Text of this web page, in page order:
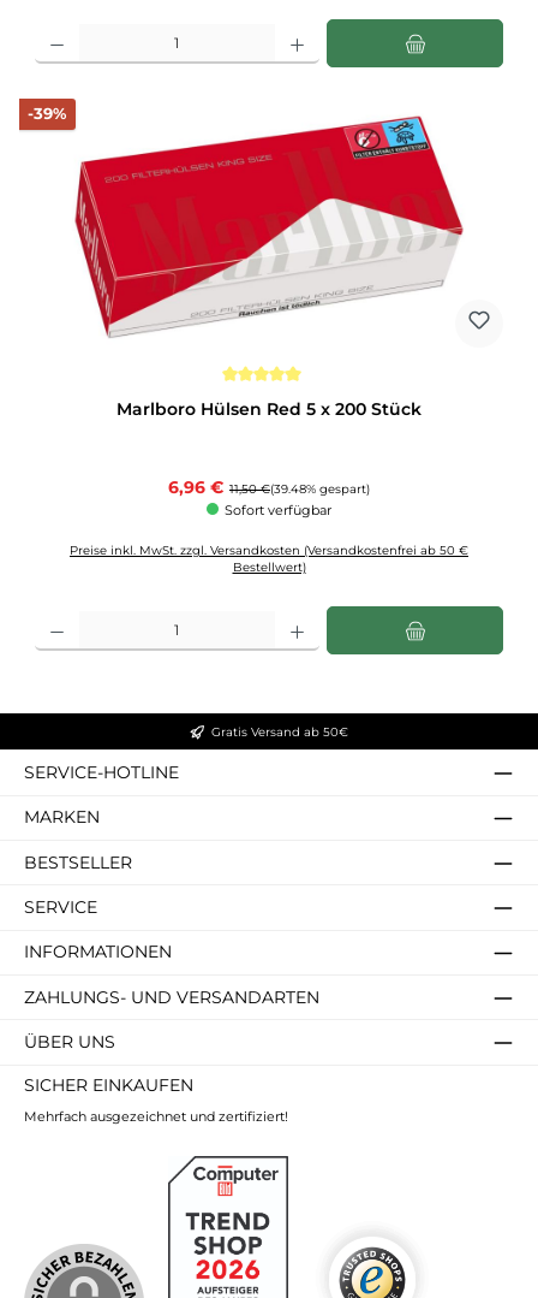
-39%Rabatt
Marlboro Hülsen Red 5 x 200 Stück
Verkaufspreis:
6,96 € Regulärer Preis:
11,50 €(39.48% gespart)
Sofort verfügbar
Preise inkl. MwSt. zzgl. Versandkosten (Versandkostenfrei ab 50 €
Bestellwert)
Gratis Versand ab 50€
SERVICE-HOTLINE
MARKEN
BESTSELLER
SERVICE
INFORMATIONEN
ZAHLUNGS- UND VERSANDARTEN
ÜBER UNS
SICHER EINKAUFEN
Mehrfach ausgezeichnet und zertifiziert!